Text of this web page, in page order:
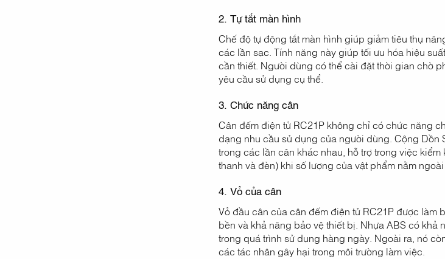
2. Tự tắt màn hình
Chế độ tự động tắt màn hình giúp giảm tiêu thụ
các lần sạc. Tính năng này giúp tối ưu hóa hiệu
cần thiết. Người dùng có thể cài đặt thời gian chờ
yêu cầu sử dụng cụ thể.
3. Chức năng cân
Cân đếm điện tử RC21P không chỉ có chức năng
dạng nhu cầu sử dụng của người dùng. Cộng
trong các lần cân khác nhau, hỗ trợ trong việc
thanh và đèn) khi số lượng của vật phẩm nằm
4. Vỏ của cân
Vỏ đầu cân của cân đếm điện tử RC21P được làm
bền và khả năng bảo vệ thiết bị. Nhựa ABS có
trong quá trình sử dụng hàng ngày. Ngoài ra, nó
các tác nhân gây hại trong môi trường làm việc.